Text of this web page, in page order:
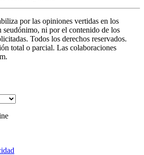
por las opiniones vertidas en los
seudónimo, ni por el contenido de los
Todos los derechos reservados.
total o parcial. Las colaboraciones